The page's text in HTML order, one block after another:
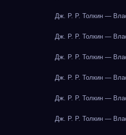
Дж. Р. Р. Толкин —
Дж. Р. Р. Толкин —
Дж. Р. Р. Толкин —
Дж. Р. Р. Толкин —
Дж. Р. Р. Толкин —
Дж. Р. Р. Толкин —